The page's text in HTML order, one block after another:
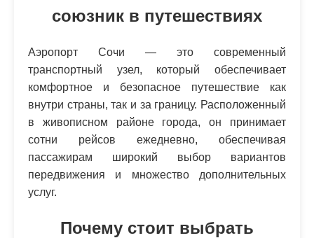
союзник в путешествиях
Аэропорт Сочи — это современный
транспортный узел, который обеспечивает
комфортное и безопасное путешествие как
внутри страны, так и за границу. Расположенный
в живописном районе города, он принимает
сотни рейсов ежедневно, обеспечивая
пассажирам широкий выбор вариантов
передвижения и множество дополнительных
услуг.
Почему стоит выбрать